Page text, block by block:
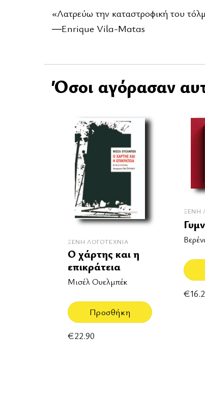
«Λατρεύω την καταστροφική του
―Enrique Vila-Matas
Όσοι αγόρασαν
ΞΈΝΗ ΛΟΓΟΤΕΧΝΊΑ
Ο χάρτης και η
επικράτεια
Μισέλ Ουελμπέκ
Προσθήκη
€22.90
ΞΈΝΗ
€